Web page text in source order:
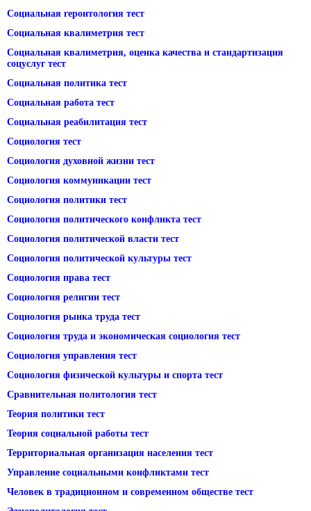
Социальная геронтология тест
Социальная квалиметрия тест
Социальная квалиметрия, оценка качества и стандартизация
соцуслуг тест
Социальная политика тест
Социальная работа тест
Социальная реабилитация тест
Социология тест
Социология духовной жизни тест
Социология коммуникации тест
Социология политики тест
Социология политического конфликта тест
Социология политической власти тест
Социология политической культуры тест
Социология права тест
Социология религии тест
Социология рынка труда тест
Социология труда и экономическая социология тест
Социология управления тест
Социология физической культуры и спорта тест
Сравнительная политология тест
Теория политики тест
Теория социальной работы тест
Территориальная организация населения тест
Управление социальными конфликтами тест
Человек в традиционном и современном обществе тест